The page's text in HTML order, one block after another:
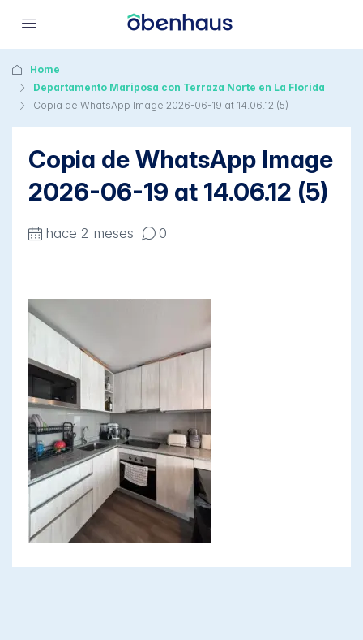
Home
Departamento Mariposa con Terraza Norte en La Florida
Copia de WhatsApp Image 2026-06-19 at 14.06.12 (5)
Copia de WhatsApp Image
2026-06-19 at 14.06.12 (5)
hace 2 meses 0